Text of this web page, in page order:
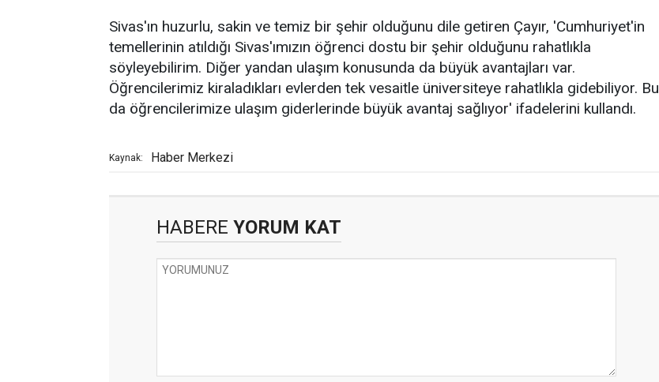
Sivas'ın huzurlu, sakin ve temiz bir şehir olduğunu dile getiren Çayır, 'Cumhuriyet'in
temellerinin atıldığı Sivas'ımızın öğrenci dostu bir şehir olduğunu rahatlıkla
söyleyebilirim. Diğer yandan ulaşım konusunda da büyük avantajları var.
Öğrencilerimiz kiraladıkları evlerden tek vesaitle üniversiteye rahatlıkla gidebiliyor. Bu
da öğrencilerimize ulaşım giderlerinde büyük avantaj sağlıyor' ifadelerini kullandı.
Kaynak: Haber Merkezi
HABERE YORUM KAT